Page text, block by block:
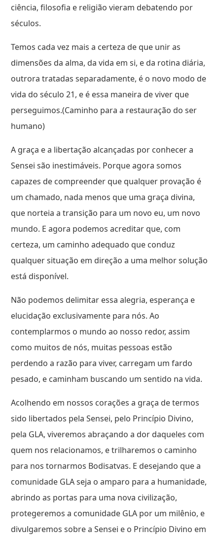
ciência, filosofia e religião vieram debatendo por
séculos.
Temos cada vez mais a certeza de que unir as
dimensões da alma, da vida em si, e da rotina diária,
outrora tratadas separadamente, é o novo modo de
vida do século 21, e é essa maneira de viver que
perseguimos.(Caminho para a restauração do ser
humano)
A graça e a libertação alcançadas por conhecer a
Sensei são inestimáveis. Porque agora somos
capazes de compreender que qualquer provação é
um chamado, nada menos que uma graça divina,
que norteia a transição para um novo eu, um novo
mundo. E agora podemos acreditar que, com
certeza, um caminho adequado que conduz
qualquer situação em direção a uma melhor solução
está disponível.
Não podemos delimitar essa alegria, esperança e
elucidação exclusivamente para nós. Ao
contemplarmos o mundo ao nosso redor, assim
como muitos de nós, muitas pessoas estão
perdendo a razão para viver, carregam um fardo
pesado, e caminham buscando um sentido na vida.
Acolhendo em nossos corações a graça de termos
sido libertados pela Sensei, pelo Princípio Divino,
pela GLA, viveremos abraçando a dor daqueles com
quem nos relacionamos, e trilharemos o caminho
para nos tornarmos Bodisatvas. E desejando que a
comunidade GLA seja o amparo para a humanidade,
abrindo as portas para uma nova civilização,
protegeremos a comunidade GLA por um milênio, e
divulgaremos sobre a Sensei e o Princípio Divino em